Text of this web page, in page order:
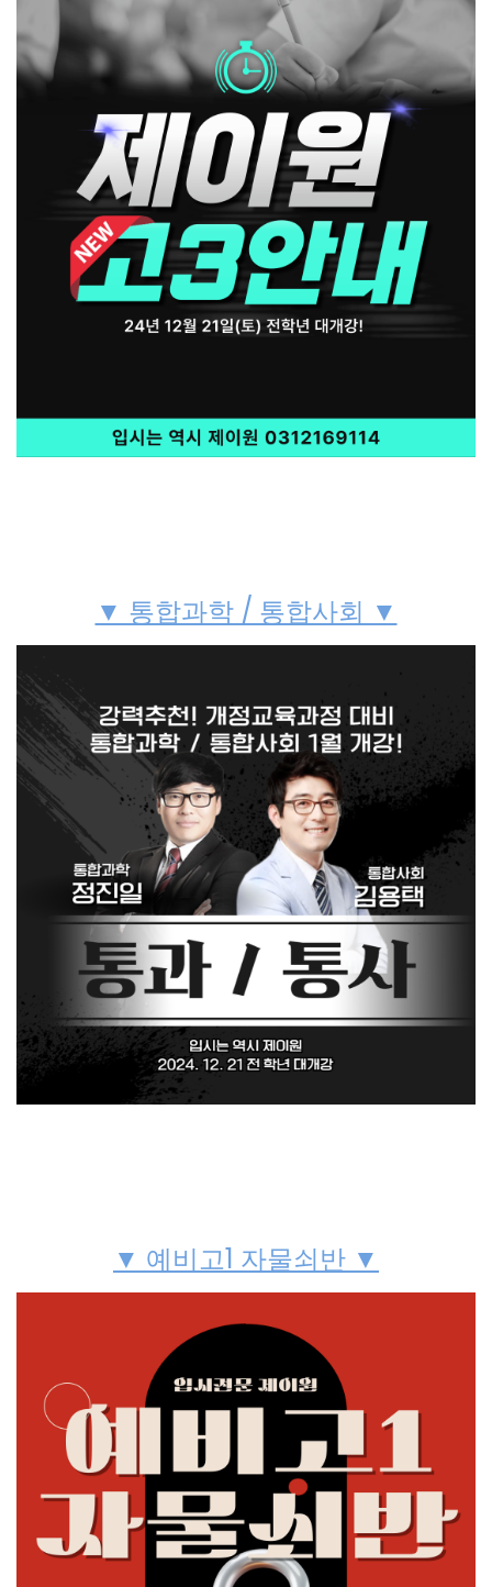
▼ 통합과학 / 통합사회 ▼
▼ 예비고1 자물쇠반 ▼